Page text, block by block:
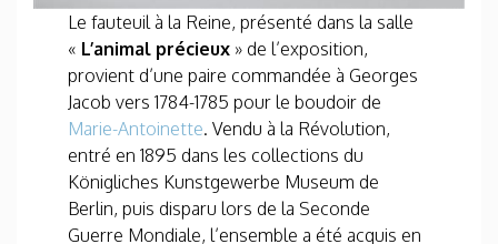
Le fauteuil à la Reine, présenté dans la salle
« L’animal précieux » de l’exposition,
provient d’une paire commandée à Georges
Jacob vers 1784-1785 pour le boudoir de
Marie-Antoinette. Vendu à la Révolution,
entré en 1895 dans les collections du
Königliches Kunstgewerbe Museum de
Berlin, puis disparu lors de la Seconde
Guerre Mondiale, l’ensemble a été acquis en